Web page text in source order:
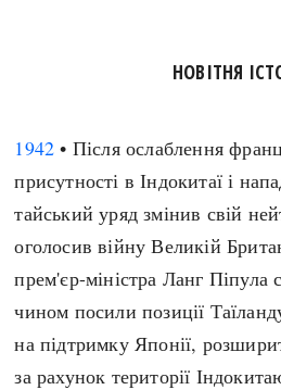
НОВІТНЯ
1942 • Після ослаблення
присутності в Індокитаї і
тайський уряд змінив свій
оголосив війну Великій
прем'єр-міністра Ланг Піпула
чином посили позиції
на підтримку Японії,
за рахунок території